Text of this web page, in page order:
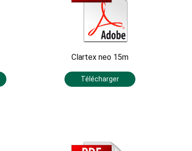
Clartex neo 15m
Télécharger